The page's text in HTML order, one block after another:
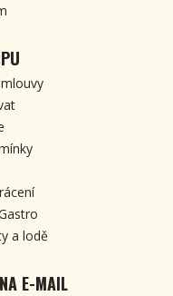
a lodě
E-MAIL